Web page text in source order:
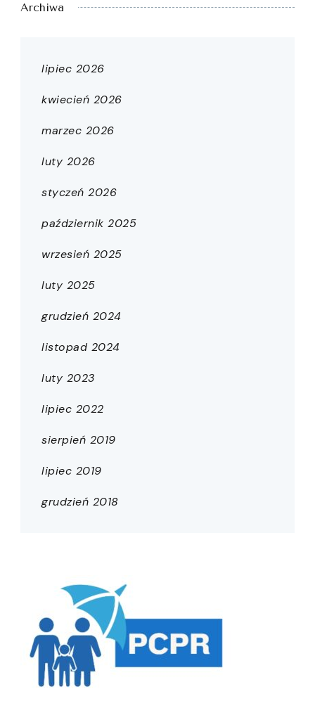
Archiwa
lipiec 2026
kwiecień 2026
marzec 2026
luty 2026
styczeń 2026
październik 2025
wrzesień 2025
luty 2025
grudzień 2024
listopad 2024
luty 2023
lipiec 2022
sierpień 2019
lipiec 2019
grudzień 2018